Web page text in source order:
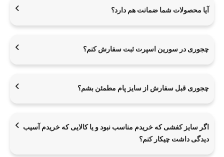
آیا محصولات شما ضمانت هم دارد؟
چجوری در سورین اسپرت ثبت سفارش کنم؟
چجوری قبل سفارش از سایز پام مطمئن بشم؟
اگر سایز کفشی که خریدم مناسب نبود و یا کالایی که خریدم آسیب
دیدگی داشت چیکار کنم؟